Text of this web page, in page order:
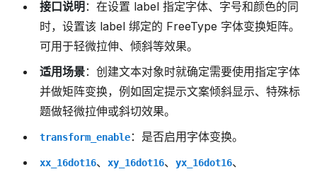
接口说明 ：在设置 label 指定字体、字号和颜色的同
时，设置该 label 绑定的 FreeType 字体变换矩阵。
可用于轻微拉伸、倾斜等效果。
适用场景：创建文本对象时就确定需要使用指定字体
并做矩阵变换，例如固定提示文案倾斜显示、特殊标
题做轻微拉伸或斜切效果。
transform_enable：是否启用字体变换。
xx_16dot16、 xy_16dot16、 yx_16dot16、